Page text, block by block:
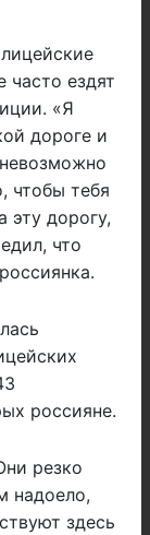
часто ездят
«Я
дороге и
чтобы тебя
эту дорогу,
что
россияне.
резко
надоело,
здесь